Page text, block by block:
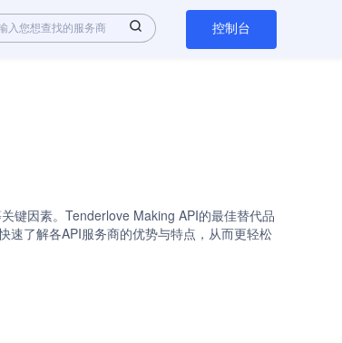
控制台
键因素。Tenderlove Making API的最佳替代品
速了解各API服务商的优势与特点，从而更轻松